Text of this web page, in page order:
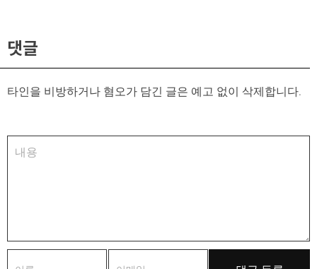
댓글
타인을 비방하거나 혐오가 담긴 글은 예고 없이 삭제합니다.